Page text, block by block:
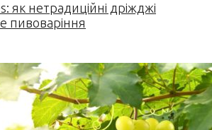
як нетрадиційні дріжджі
пивоваріння